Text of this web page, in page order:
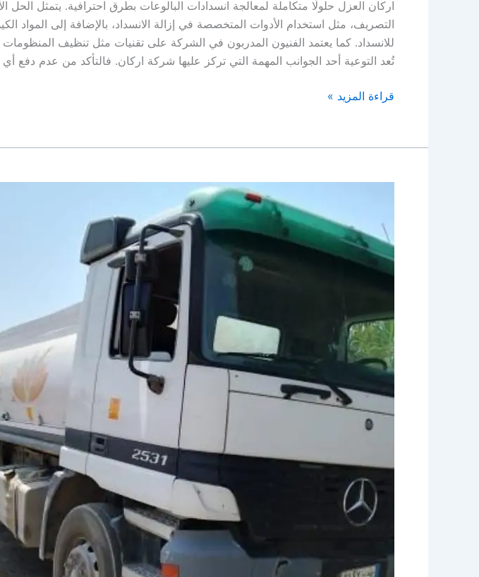
اركان العزل حلولًا متكاملة لمعالجة انسدادات البالوعات بطرق احترافية. يتمثل الحل
التصريف، مثل استخدام الأدوات المتخصصة في إزالة الانسداد، بالإضافة إلى المواد
للانسداد. كما يعتمد الفنيون المدربون في الشركة على تقنيات مثل تنظيف
تُعد التوعية أحد الجوانب المهمة التي تركز عليها شركة اركان. فالتأكد من عدم دفع أي
قراءة المزيد »
بيارات
ببريده
0539415348